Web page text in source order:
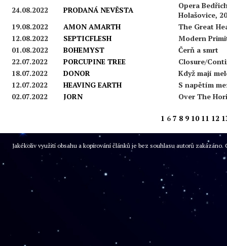
24.08.2022
PRODANÁ NEVĚSTA
Opera
Holašovice,
19.08.2022
AMON AMARTH
The Great
12.08.2022
SEPTICFLESH
Modern
01.08.2022
BOHEMYST
Čerň a smrt
22.07.2022
PORCUPINE TREE
Closure/
18.07.2022
DONOR
Když mají
12.07.2022
HEAVING EARTH
S napětím
02.07.2022
JORN Over The
1 6 7 8 9 10 11 12
Jakékoliv využití obsahu a kopírování článků je bez souhlasu autorů